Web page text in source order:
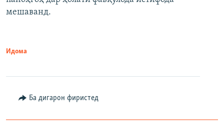
мешаванд.
Идома
Ба дигарон фиристед